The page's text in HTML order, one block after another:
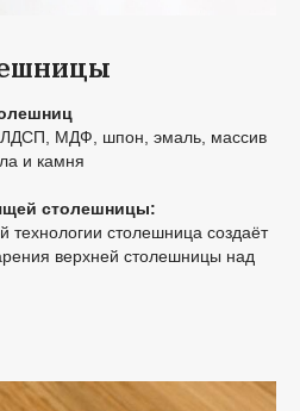
ЛДСП, МДФ, шпон, эмаль, массив
и камня
столешницы:
технологии столешница создаёт
верхней столешницы над